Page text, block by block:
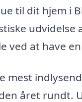
til dit hjem i
udvidelse
ved at have
mest
året rundt.